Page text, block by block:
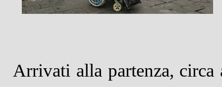
Arrivati alla partenza,